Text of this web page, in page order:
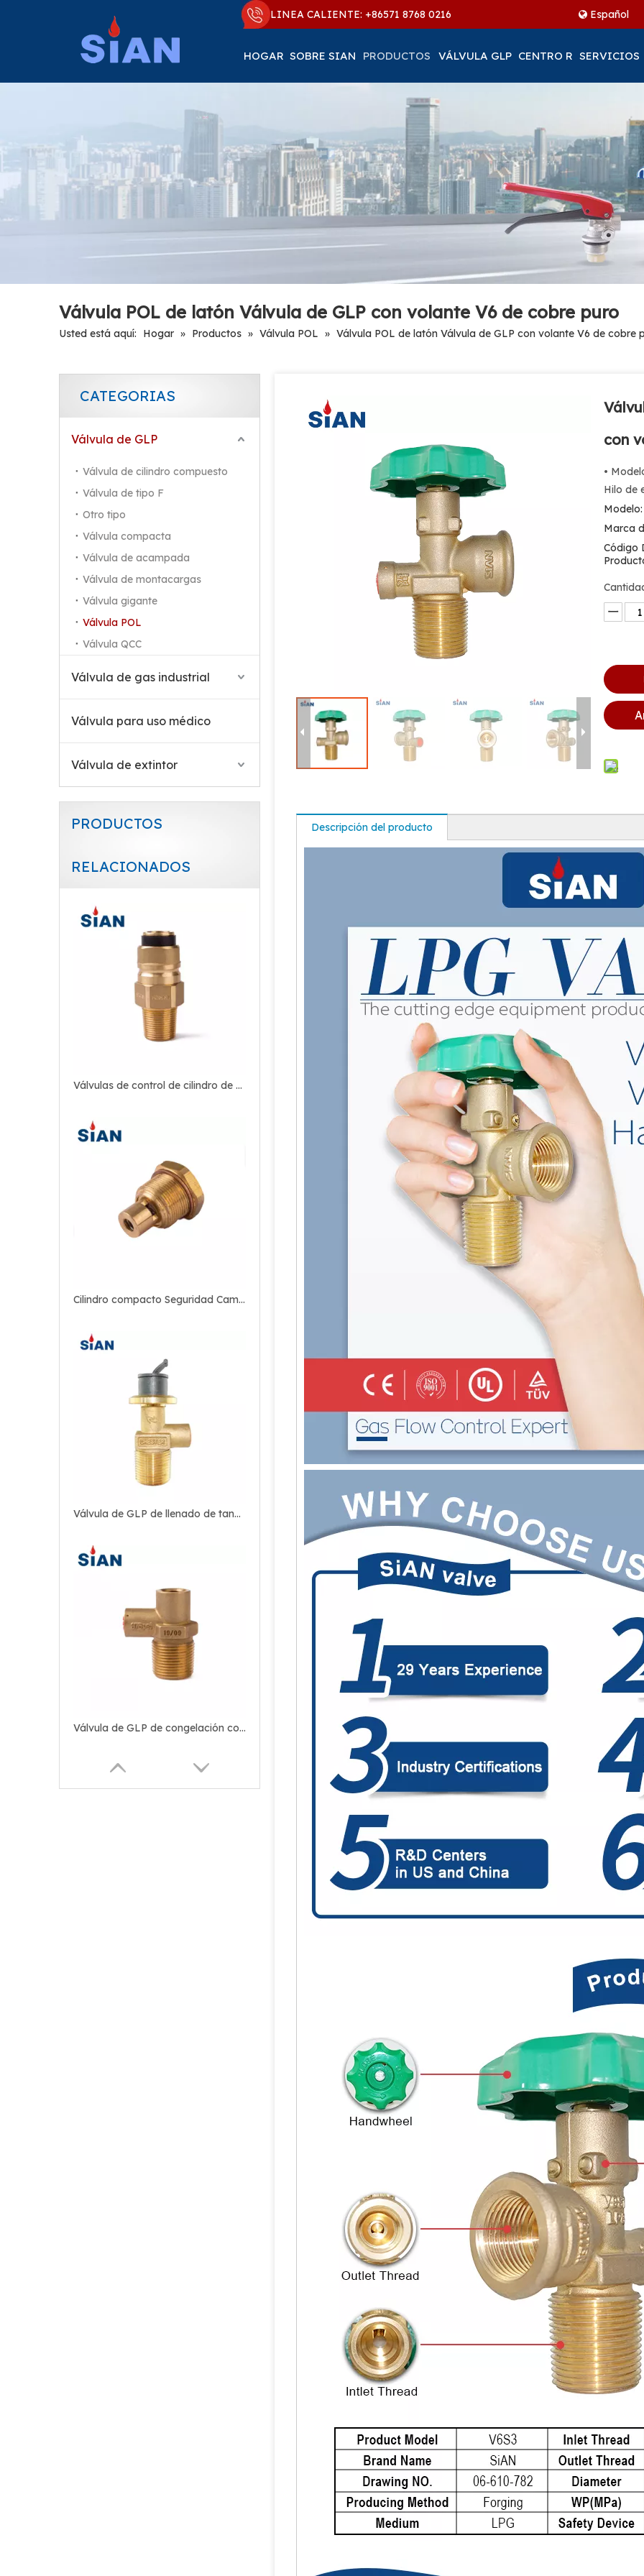
LINEA CALIENTE: +86571 8768 0216 Español
HOGAR SOBRE SIAN PRODUCTOS VÁLVULA GLP CENTRO R SERVICIOS
Válvula POL de latón Válvula de GLP con volante V6 de cobre puro
Usted está aquí: Hogar » Productos » Válvula POL » Válvula POL de latón Válvula de GLP con volante V6 de cobre
CATEGORIAS
Válvula de GLP
Válvula de cilindro compuesto
Válvula de tipo F
Otro tipo
Válvula compacta
Válvula de acampada
Válvula de montacargas
Válvula gigante
Válvula POL
Válvula QCC
Válvula de gas industrial
Válvula para uso médico
Válvula de extintor
PRODUCTOS
RELACIONADOS
Válvulas de control de cilindro de GLP de seguridad Sian D35
Cilindro compacto Seguridad Camping Válvula GLP
Válvula de GLP de llenado de tanque de bloqueo
Válvula de GLP de congelación compacta personalizada
con
•
Hilo de
Modelo:
Marca
Código
Descripción del producto